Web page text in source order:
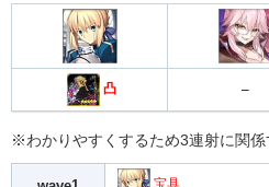
凸 –
※わかりやすくするため3連射に関係
宝具